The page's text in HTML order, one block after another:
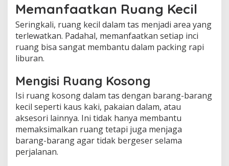
Memanfaatkan Ruang Kecil
Seringkali, ruang kecil dalam tas menjadi area yang
terlewatkan. Padahal, memanfaatkan setiap inci
ruang bisa sangat membantu dalam packing rapi
liburan.
Mengisi Ruang Kosong
Isi ruang kosong dalam tas dengan barang-barang
kecil seperti kaus kaki, pakaian dalam, atau
aksesori lainnya. Ini tidak hanya membantu
memaksimalkan ruang tetapi juga menjaga
barang-barang agar tidak bergeser selama
perjalanan.